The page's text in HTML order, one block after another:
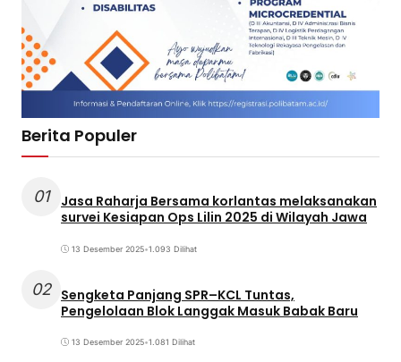
Berita Populer
01
Jasa Raharja Bersama korlantas melaksanakan
survei Kesiapan Ops Lilin 2025 di Wilayah Jawa
13 Desember 2025•1.093 Dilihat
02 Sengketa Panjang SPR–KCL Tuntas,
Pengelolaan Blok Langgak Masuk Babak Baru
13 Desember 2025•1.081 Dilihat